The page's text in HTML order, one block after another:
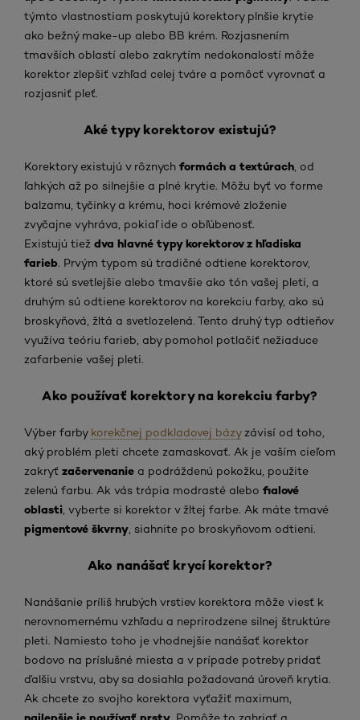
týmto vlastnostiam poskytujú korektory plnšie krytie
ako bežný make-up alebo BB krém. Rozjasnením
tmavších oblastí alebo zakrytím nedokonalostí môže
korektor zlepšiť vzhľad celej tváre a pomôcť vyrovnať a
rozjasniť pleť.
Aké typy korektorov existujú?
Korektory existujú v rôznych formách a textúrach , od
ľahkých až po silnejšie a plné krytie. Môžu byť vo forme
balzamu, tyčinky a krému, hoci krémové zloženie
zvyčajne vyhráva, pokiaľ ide o obľúbenosť.
Existujú tiež dva hlavné typy korektorov z hľadiska
farieb. Prvým typom sú tradičné odtiene korektorov,
ktoré sú svetlejšie alebo tmavšie ako tón vašej pleti, a
druhým sú odtiene korektorov na korekciu farby, ako sú
broskyňová, žltá a svetlozelená. Tento druhý typ odtieňov
využíva teóriu farieb, aby pomohol potlačiť nežiaduce
zafarbenie vašej pleti.
Ako používať korektory na korekciu farby?
Výber farby korekčnej podkladovej bázyzávisí od toho,
aký problém pleti chcete zamaskovať. Ak je vaším cieľom
zakryť začervenanie a podráždenú pokožku, použite
zelenú farbu. Ak vás trápia modrasté alebo fialové
oblasti , vyberte si korektor v žltej farbe. Ak máte tmavé
pigmentové škvrny , siahnite po broskyňovom odtieni.
Ako nanášať krycí korektor?
Nanášanie príliš hrubých vrstiev korektora môže viesť k
nerovnomernému vzhľadu a neprirodzene silnej štruktúre
pleti. Namiesto toho je vhodnejšie nanášať korektor
bodovo na príslušné miesta a v prípade potreby pridať
ďalšiu vrstvu, aby sa dosiahla požadovaná úroveň krytia.
Ak chcete zo svojho korektora vyťažiť maximum,